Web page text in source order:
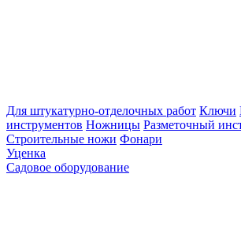
Для штукатурно-отделочных работ Ключи
инструментов Ножницы Разметочный
Строительные ножи Фонари
Уценка
Садовое оборудование